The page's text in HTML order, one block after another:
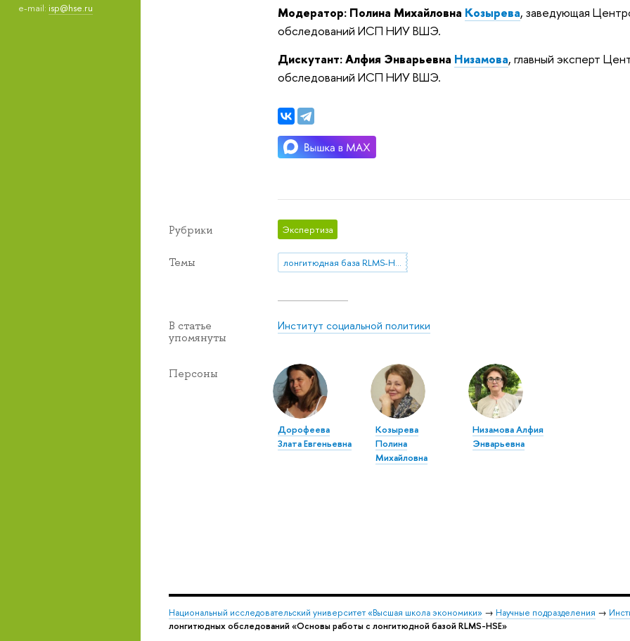
e-mail: isp@hse.ru
Модератор: Полина Михайловна Козырева, заведующая
обследований ИСП НИУ ВШЭ.
Дискутант: Алфия Энварьевна Низамова, главный эксперт
обследований ИСП НИУ ВШЭ.
Рубрики Экспертиза
Темы лонгитюдная база RLMS-HSE
В статье
упомянуты
Институт социальной политики
Персоны
Дорофеева
Злата Евгеньевна
Козырева
Полина
Михайловна
Низамова Алфия
Энварьевна
Национальный исследовательский университет «Высшая школа экономики» → Научные подразделения →
лонгитюдных обследований «Основы работы с лонгитюдной базой RLMS-HSE»